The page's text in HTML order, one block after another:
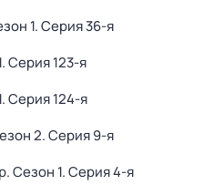
1. Серия 36-я
. Серия 123-я
. Серия 124-я
2. Серия 9-я
. Сезон 1. Серия 4-я